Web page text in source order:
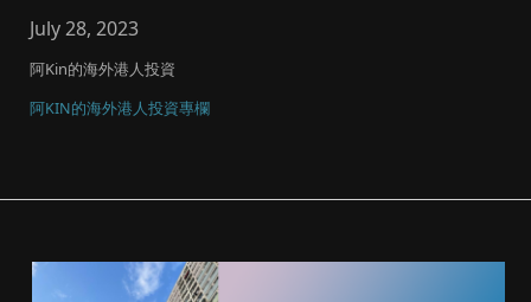
July 28, 2023
阿Kin的海外港人投資
阿KIN的海外港人投資專欄